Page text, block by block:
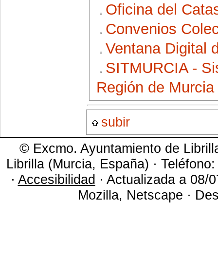
Oficina del
Convenios
Ventana Digital
SITMURCIA -
Región de Murcia
subir
© Excmo. Ayuntamiento de
Librilla (Murcia, España) ·
· Accesibilidad · Actualizada a 08/
Mozilla, Netscape ·